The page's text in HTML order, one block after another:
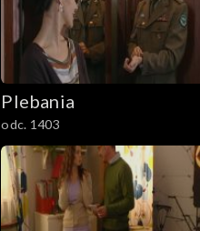
Plebania
odc. 1403